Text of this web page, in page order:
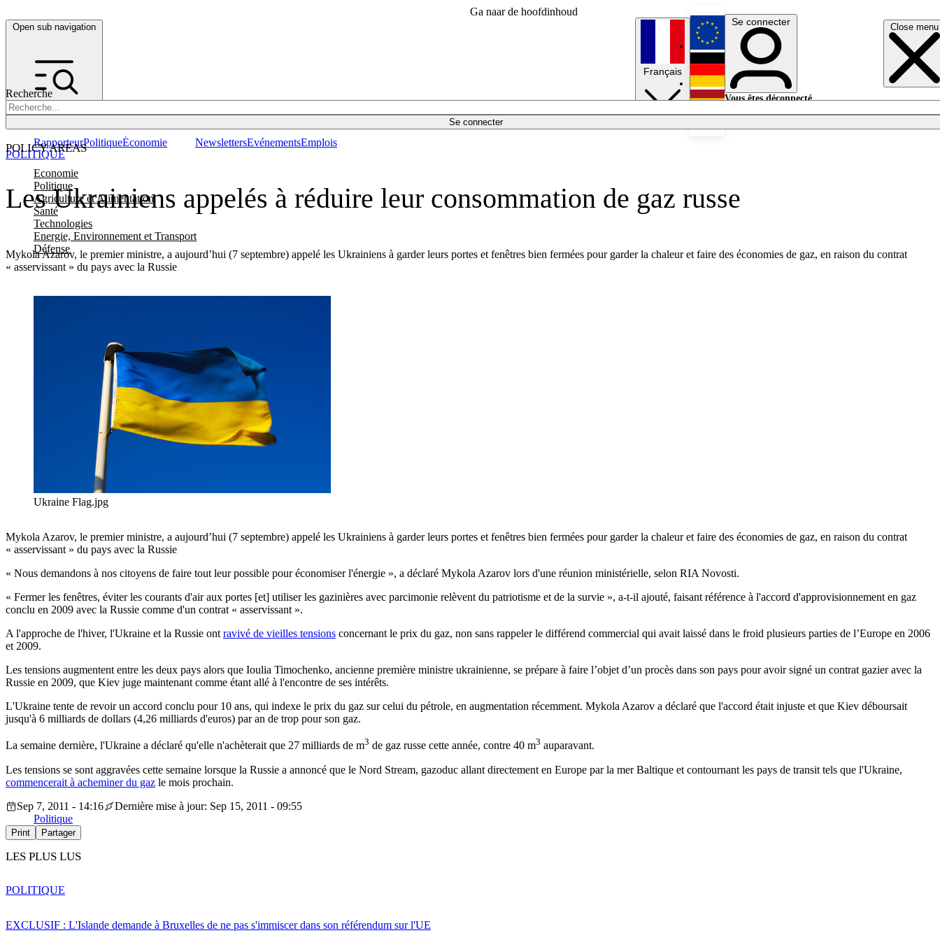
Ga naar de hoofdinhoud
Open sub navigation Close menu
Recherche
Se connecter
POLICY AREAS
Economie
Politique
Agriculture et Alimentation
Santé
Technologies
Energie, Environnement et Transport
Défense
RapporteurPolitiqueÉconomie NewslettersEvénementsEmplois
Français
English
Deutsch
Se connecter
Vous êtes déconnecté.
Les Ukrainiens appelés à réduire leur consommation de gaz russe
Mykola Azarov, le premier ministre, a aujourd’hui (7 septembre) appelé les Ukrainiens à garder leurs portes et fenêtres bien fermées pour garder la chaleur et faire des économies de gaz, en raison du contrat
« asservissant » du pays avec la Russie
POLITIQUE
Ukraine Flag.jpg
Mykola Azarov, le premier ministre, a aujourd’hui (7 septembre) appelé les Ukrainiens à garder leurs portes et fenêtres bien fermées pour garder la chaleur et faire des économies de gaz, en raison du contrat
« asservissant » du pays avec la Russie
« Nous demandons à nos citoyens de faire tout leur possible pour économiser l'énergie », a déclaré Mykola Azarov lors d'une réunion ministérielle, selon RIA Novosti.
« Fermer les fenêtres, éviter les courants d'air aux portes [et] utiliser les gazinières avec parcimonie relèvent du patriotisme et de la survie », a-t-il ajouté, faisant référence à l'accord d'approvisionnement en gaz
conclu en 2009 avec la Russie comme d'un contrat « asservissant ».
A l'approche de l'hiver, l'Ukraine et la Russie ont ravivé de vieilles tensions concernant le prix du gaz, non sans rappeler le différend commercial qui avait laissé dans le froid plusieurs parties de l’Europe en 2006
et 2009.
Les tensions augmentent entre les deux pays alors que Ioulia Timochenko, ancienne première ministre ukrainienne, se prépare à faire l’objet d’un procès dans son pays pour avoir signé un contrat gazier avec la
Russie en 2009, que Kiev juge maintenant comme étant allé à l'encontre de ses intérêts.
L'Ukraine tente de revoir un accord conclu pour 10 ans, qui indexe le prix du gaz sur celui du pétrole, en augmentation récemment. Mykola Azarov a déclaré que l'accord était injuste et que Kiev déboursait
jusqu'à 6 milliards de dollars (4,26 milliards d'euros) par an de trop pour son gaz.
La semaine dernière, l'Ukraine a déclaré qu'elle n'achèterait que 27 milliards de m3 de gaz russe cette année, contre 40 m3 auparavant.
Les tensions se sont aggravées cette semaine lorsque la Russie a annoncé que le Nord Stream, gazoduc allant directement en Europe par la mer Baltique et contournant les pays de transit tels que l'Ukraine,
commencerait à acheminer du gaz le mois prochain.
Sep 7, 2011 - 14:16
Dernière mise à jour: Sep 15, 2011 - 09:55
Politique
Print Partager
LES PLUS LUS
EXCLUSIF : L'Islande demande à Bruxelles de ne pas s'immiscer dans son référendum sur l'UE
POLITIQUE